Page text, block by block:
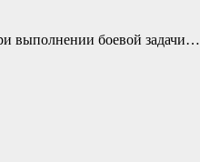
выполнении боевой задачи…